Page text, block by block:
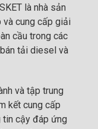
là nhà sản
và cung cấp giải
cầu trong các
tải diesel và
và tập trung
kết cung cấp
tin cậy đáp ứng